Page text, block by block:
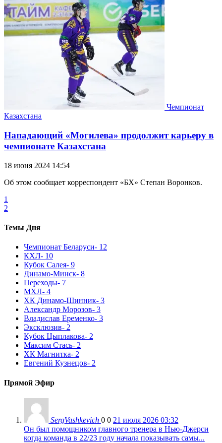
Чемпионат
Казахстана
Нападающий «Могилева» продолжит карьеру в
чемпионате Казахстана
18 июня 2024 14:54
Об этом сообщает корреспондент «БХ» Степан Воронков.
1
2
Темы Дня
Чемпионат Беларуси- 12
КХЛ- 10
Кубок Салея- 9
Динамо-Минск- 8
Переходы- 7
МХЛ- 4
ХК Динамо-Шинник- 3
Александр Морозов- 3
Владислав Еременко- 3
Эксклюзив- 2
Кубок Цыплакова- 2
Максим Стась- 2
ХК Магнитка- 2
Евгений Кузнецов- 2
Прямой Эфир
SergVashkevich 0 0 21 июля 2026 03:32
Он был помощником главного тренера в Нью-Джерси
когда команда в 22/23 году начала показывать самы...